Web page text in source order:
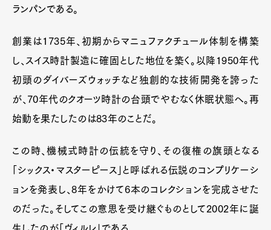
ランパンである。
創業は1735年、初期からマニュファクチュール体制を構築
し、スイス時計製造に確固とした地位を築く。以降1950年代
初頭のダイバーズウォッチなど独創的な技術開発を誇った
が、70年代のクオーツ時計の台頭でやむなく休眠状態へ。再
始動を果たしたのは83年のことだ。
この時、機械式時計の伝統を守り、その復権の旗頭となる
「シックス・マスターピース」と呼ばれる伝説のコンプリケーシ
ョンを発表し、8年をかけて6本のコレクションを完成させた
のだった。そしてこの意思を受け継ぐものとして2002年に誕
生したのが「ヴィルレ」である。